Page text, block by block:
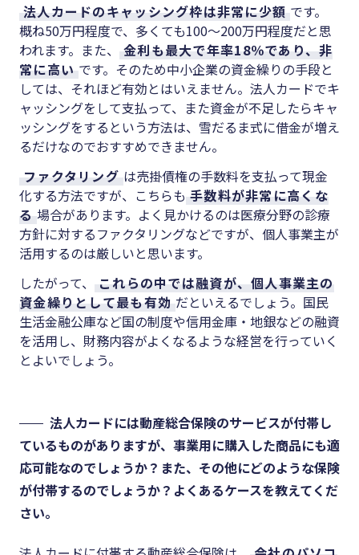
法人カードのキャッシング枠は非常に少額 です。
概ね50万円程度で、多くても100～200万円程度だと思
われます。また、
金利も最大で年率18％であり、非
常に高い です。そのため中小企業の資金繰りの手段と
しては、それほど有効とはいえません。法人カードでキ
ャッシングをして支払って、また資金が不足したらキャ
ッシングをするという方法は、雪だるま式に借金が増え
るだけなのでおすすめできません。
ファクタリング は売掛債権の手数料を支払って現金
化する方法ですが、こちらも 手数料が非常に高くな
る 場合があります。よく見かけるのは医療分野の診療
方針に対するファクタリングなどですが、個人事業主が
活用するのは厳しいと思います。
したがって、
これらの中では融資が、個人事業主の
資金繰りとして最も有効 だといえるでしょう。国民
生活金融公庫など国の制度や信用金庫・地銀などの融資
を活用し、財務内容がよくなるような経営を行っていく
とよいでしょう。
法人カードには動産総合保険のサービスが付帯し
ているものがありますが、事業用に購入した商品にも適
応可能なのでしょうか？また、その他にどのような保険
が付帯するのでしょうか？よくあるケースを教えてくだ
さい。